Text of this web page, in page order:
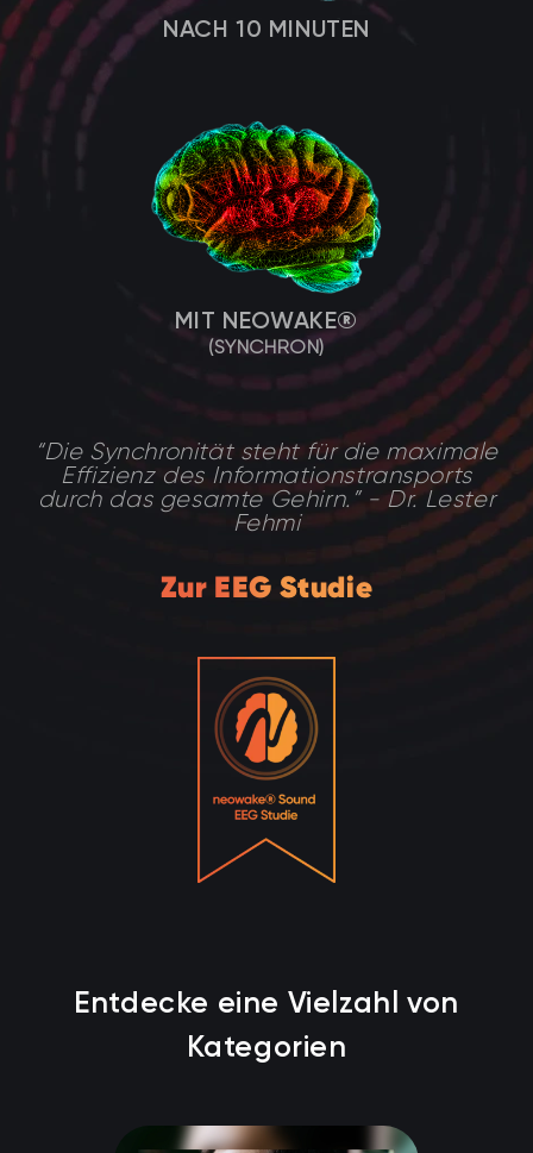
NACH 10 MINUTEN
MIT NEOWAKE®
(SYNCHRON)
“Die Synchronität steht für die maximale
Effizienz des Informationstransports
durch das gesamte Gehirn.” - Dr. Lester
Fehmi
Zur EEG Studie
Entdecke eine Vielzahl von
Kategorien